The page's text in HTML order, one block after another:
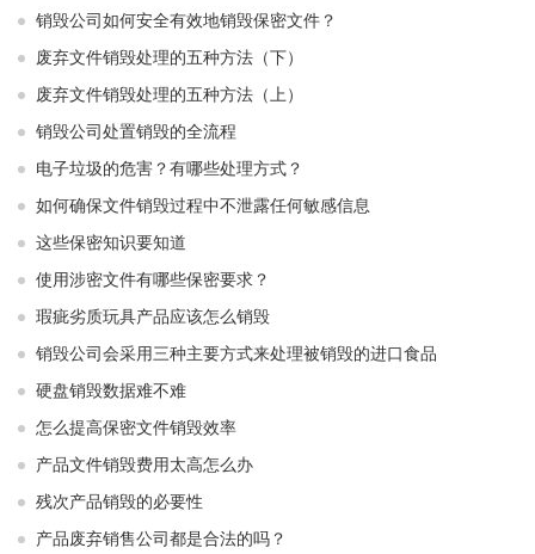
销毁公司如何安全有效地销毁保密文件？
废弃文件销毁处理的五种方法（下）
废弃文件销毁处理的五种方法（上）
销毁公司处置销毁的全流程
电子垃圾的危害？有哪些处理方式？
如何确保文件销毁过程中不泄露任何敏感信息
这些保密知识要知道
使用涉密文件有哪些保密要求？
瑕疵劣质玩具产品应该怎么销毁
销毁公司会采用三种主要方式来处理被销毁的进口食品
硬盘销毁数据难不难
怎么提高保密文件销毁效率
产品文件销毁费用太高怎么办
残次产品销毁的必要性
产品废弃销售公司都是合法的吗？